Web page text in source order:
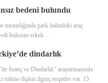
bedeni bulundu
mezarlığında park halindeki araç
bulunan erkek…
dindarlık
İnanç ve Dindarlık” araştırmasında
rolüne ilişkin ilginç tespitler var. 15